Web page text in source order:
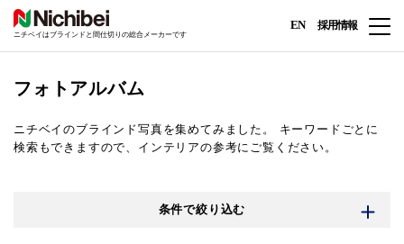
ニチベイはブラインドと間仕切りの総合メーカーです
EN 採用情報
フォトアルバム
ニチベイのブラインド写真を集めてみました。
キーワードごとに
検索もできますので、インテリアの参考にご覧ください。
条件で絞り込む